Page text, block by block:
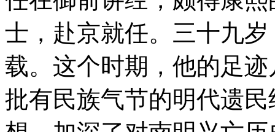
士，赴京就任。三十九
载。这个时期，他的足
批有民族气节的明代遗